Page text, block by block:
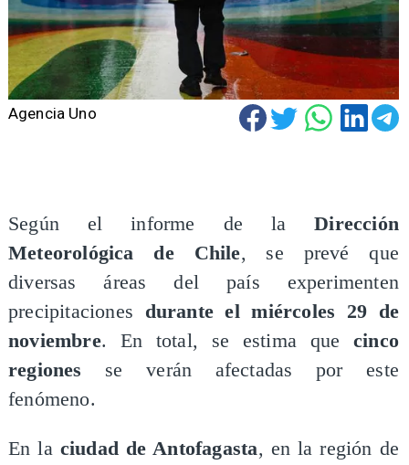
Agencia Uno
Según el informe de laDirección
Meteorológica de Chile, se prevé que
diversas áreas del país experimenten
precipitaciones durante el miércoles 29 de
noviembre. En total, se estima quecinco
regiones se verán afectadas por este
fenómeno.
En la ciudad de Antofagasta, en la región de